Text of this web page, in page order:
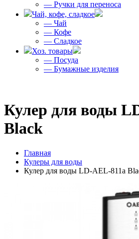
— Ручки для переноса
Чай, кофе, сладкое
— Чай
— Кофе
— Сладкое
Хоз. товары
— Посуда
— Бумажные изделия
Кулер для воды
Black
Главная
Кулеры для воды
Кулер для воды LD-AEL-811a